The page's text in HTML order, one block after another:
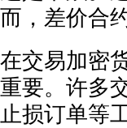
而，差价合
在交易加密
重要。许多
止损订单等